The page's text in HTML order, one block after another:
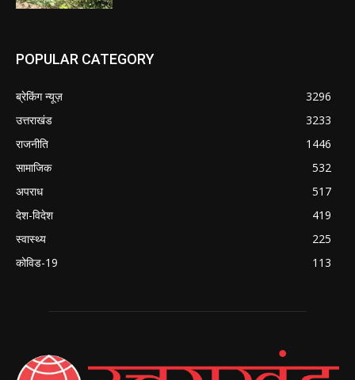
POPULAR CATEGORY
ब्रेकिंग न्यूज़
3296
उत्तराखंड
3233
राजनीति
1446
सामाजिक
532
अपराध
517
देश-विदेश
419
स्वास्थ्य
225
कोविड-19
113